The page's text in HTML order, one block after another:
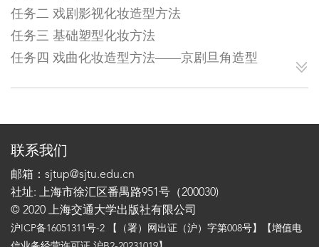
任务二 戏剧影视化妆造型方法
任务三 基础塑型化妆方法
任务四 戏曲化妆造型方法——京剧旦角造型
联系我们
邮箱：sjtup@sjtu.edu.cn
社址: 上海市徐汇区番禺路951号（200030)
© 2020 上海交通大学出版社有限公司
沪ICP备16051311号-2 【（署）网出证（沪）字第008号】【增值电